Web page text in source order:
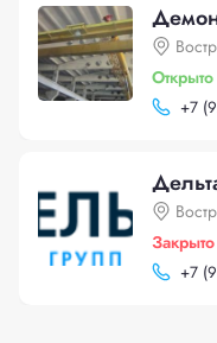
Открыто
+7
Закрыто
+7